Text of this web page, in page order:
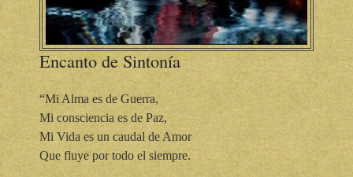
Encanto de Sintonía
“Mi Alma es de Guerra,
Mi consciencia es de Paz,
Mi Vida es un caudal de Amor
Que fluye por todo el siempre.